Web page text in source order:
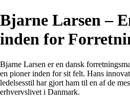
Bjarne Larsen –
inden for
Bjarne Larsen er en dansk
en pioner inden for sit felt. Hans
ledelsesstil har gjort ham til en af de
erhvervslivet i Danmark.